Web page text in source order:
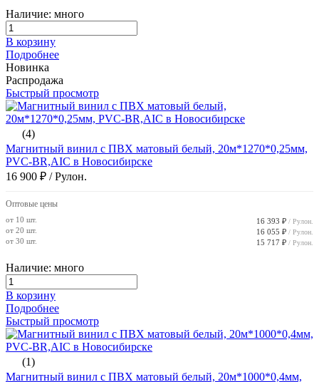
Наличие: много
В корзину
Подробнее
Новинка
Распродажа
Быстрый просмотр
(4)
Магнитный винил с ПВХ матовый белый, 20м*1270*0,25мм,
PVC-BR,AIC в Новосибирске
16 900 ₽ / Рулон.
Оптовые цены
от 10 шт. 16 393 ₽ / Рулон.
от 20 шт. 16 055 ₽ / Рулон.
от 30 шт. 15 717 ₽ / Рулон.
Наличие: много
В корзину
Подробнее
Быстрый просмотр
(1)
Магнитный винил с ПВХ матовый белый, 20м*1000*0,4мм,